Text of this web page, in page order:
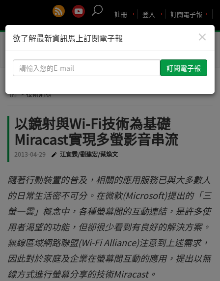
訂閱電子報
登入
註冊
Toggle
> 技術前瞻
以鏡射與Wi-Fi技術為基礎
Miracast實現多螢影音串流
2013-04-29 江宜霖/劉建宏/蔡煥文
隨著行動裝置的普及，相關的應用服務已與大多數人
的日常生活密不可分。在微軟(Microsoft)提出的「三
螢一雲」概念中，各種螢幕間的互動連結，是許多使
用者渴望的功能，但卻很少看到有良好的解決方案。
無線區域網路聯盟(Wi-Fi Alliance)注意到上述需求，
因此對於家庭及企業在螢幕間互動的應用，提出以無
線方式進行螢幕分享的技術Miracast。
×
欲了解最新資訊馬上訂閱電子報
請
輸
您
E-
mail